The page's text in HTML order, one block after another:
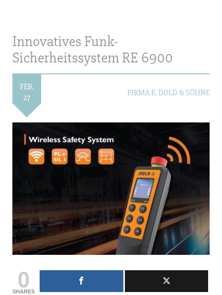
Innovatives Funk-
Sicherheitssystem RE 6900
FEB.
27
FIRMA E. DOLD & SÖHNE
0
SHARES